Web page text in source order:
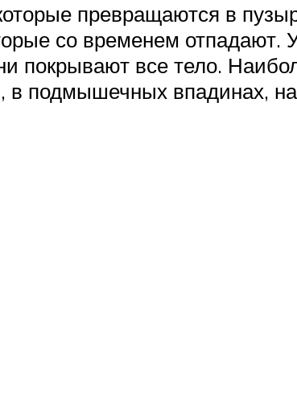
превращаются в
со временем отпадают.
покрывают все тело.
в подмышечных впадинах, на